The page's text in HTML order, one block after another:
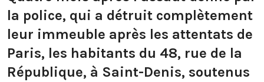
la police, qui a détruit complètement
leur immeuble après les attentats de
Paris, les habitants du 48, rue de la
République, à Saint-Denis, soutenus